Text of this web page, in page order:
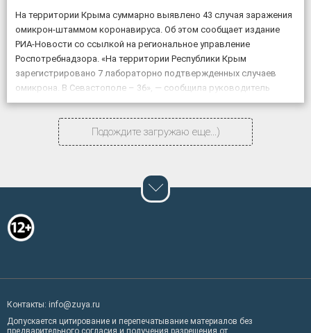
На территории Крыма суммарно выявлено 43 случая заражения
омикрон-штаммом коронавируса. Об этом сообщает издание
РИА-Новости со ссылкой на региональное управление
Роспотребнадзора. «На территории Республики Крым
зарегистрировано 7 лабораторно подтвержденных случаев
омикрона. В Севастополе – 36», — сообщила руководитель
регионального Управления Роспотребнадзора Наталья
Пеньковская.
Подождите загружаю еще...)
Контакты: info@zuya.ru
Допускается цитирование и перепечатывание материалов без
предварительного согласия и получения разрешения от